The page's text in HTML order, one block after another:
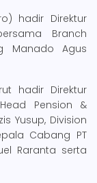
hadir Direktur
Branch
Manado Agus
hadir Direktur
Pension &
Yusup, Division
Cabang PT
Raranta serta